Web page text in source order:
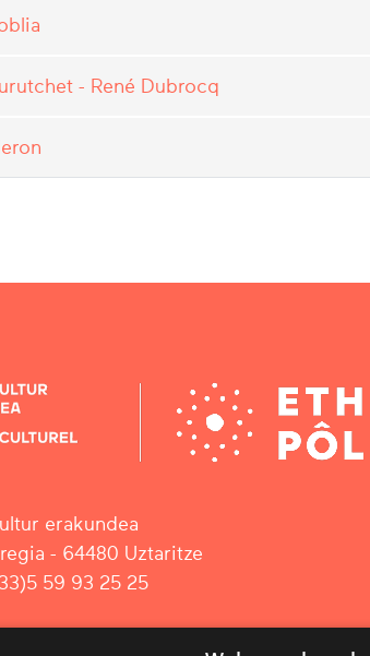
- René Dubrocq
erakundea
- 64480 Uztaritze
59 93 25 25